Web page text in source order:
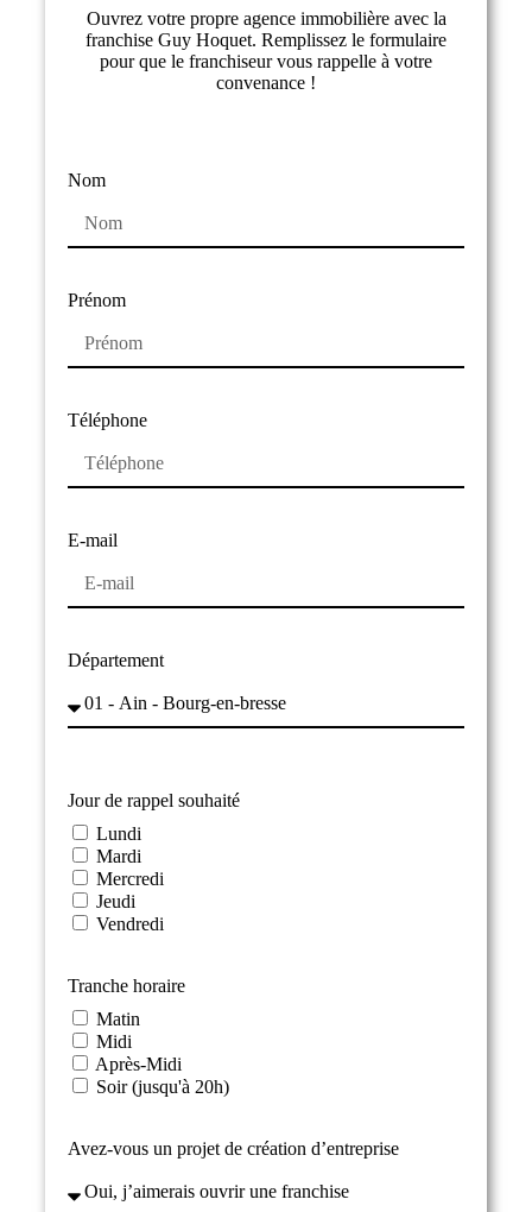
Ouvrez votre propre agence immobilière avec la
franchise Guy Hoquet. Remplissez le formulaire
pour que le franchiseur vous rappelle à votre
convenance !
Nom
Prénom
Téléphone
E-mail
Département
Jour de rappel souhaité
Lundi
Mardi
Mercredi
Jeudi
Vendredi
Tranche horaire
Matin
Midi
Après-Midi
Soir (jusqu'à 20h)
Avez-vous un projet de création d’entreprise